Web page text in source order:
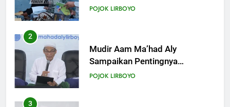
Mempelajari Ilmu Hadis Dalam
POJOK LIRBOYO
3
Dauroh Ilmiah Ma’had Aly
Lirboyo Bahas Metode
Ahlusunnah dalam
POJOK LIRBOYO
4